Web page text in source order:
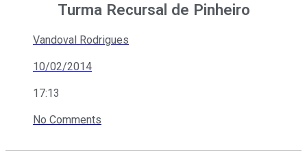
Turma Recursal de Pinheiro
Vandoval Rodrigues
10/02/2014
17:13
No Comments